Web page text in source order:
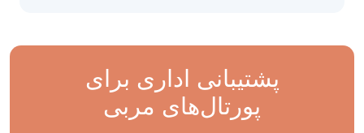
پشتیبانی اداری برای
پورتال‌های مربی